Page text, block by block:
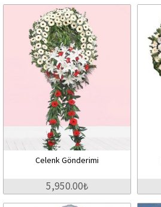
Celenk Gönderimi
5,950.00₺